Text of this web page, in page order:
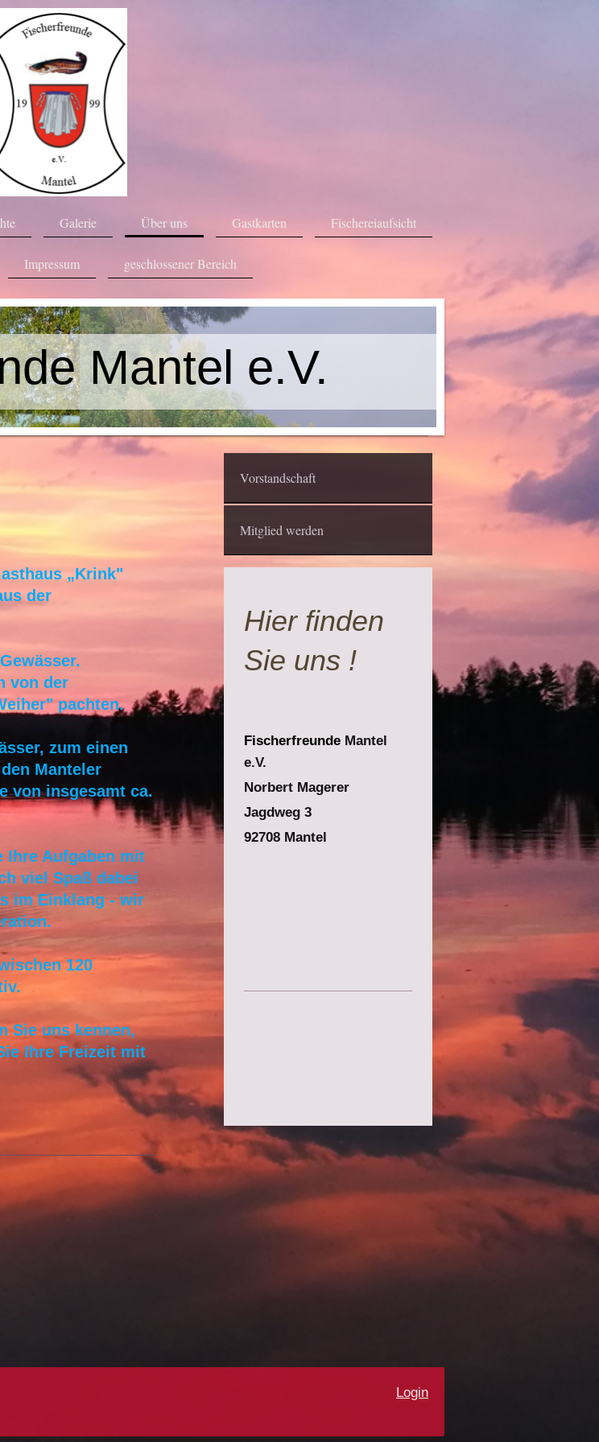
Galerie Über uns Gastkarten Fischereiaufsicht
Impressum geschlossener Bereich
Mantel e.V.
„Krink"
der
von der
pachten.
zum einen
Manteler
von insgesamt ca.
Ihre Aufgaben mit
viel Spaß dabei
im Einklang - wir
120
Sie uns kennen,
Ihre Freizeit mit
Vorstandschaft
Mitglied werden
Hier finden
Sie uns !
Fischerfreunde Mantel
e.V.
Norbert Magerer
Jagdweg 3
92708 Mantel
Login